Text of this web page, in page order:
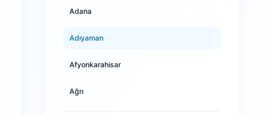
Adana
Adıyaman
Afyonkarahisar
Ağrı